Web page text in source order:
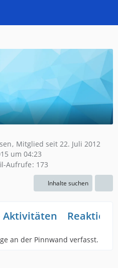
Mitglied seit 22. Juli 2012
um 04:23
Aufrufe 173
Inhalte suchen
Aktivitäten
an der Pinnwand verfasst.